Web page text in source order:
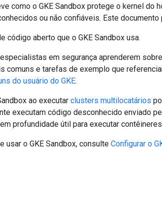
como o GKE Sandbox protege o kernel do
ou não confiáveis. Este
código aberto que o GKE Sandbox usa.
em segurança aprenderem
comuns e tarefas de exemplo que
do usuário do GKE.
ao executar clusters multilocatários
executam código desconhecido enviado
profundidade útil para executar
usar o GKE Sandbox, consulte Configurar o